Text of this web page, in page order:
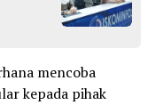
mencoba
kepada pihak